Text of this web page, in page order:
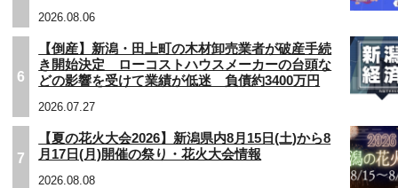
2026.08.06
6
【倒産】新潟・田上町の木材卸売業者が破産手続
き開始決定 ローコストハウスメーカーの台頭な
どの影響を受けて業績が低迷 負債約3400万円
2026.07.27
7
【夏の花火大会2026】新潟県内8月15日(土)から8
月17日(月)開催の祭り・花火大会情報
2026.08.08